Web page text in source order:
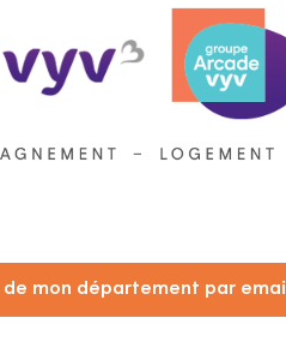
mon département par email